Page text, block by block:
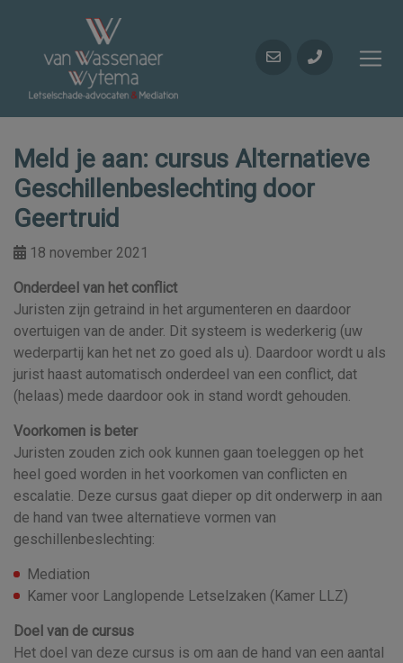
Meld je aan: cursus Alternatieve
Geschillenbeslechting door
Geertruid
18 november 2021
Onderdeel van het conflict
Juristen zijn getraind in het argumenteren en daardoor
overtuigen van de ander. Dit systeem is wederkerig (uw
wederpartij kan het net zo goed als u). Daardoor wordt u als
jurist haast automatisch onderdeel van een conflict, dat
(helaas) mede daardoor ook in stand wordt gehouden.
Voorkomen is beter
Juristen zouden zich ook kunnen gaan toeleggen op het
heel goed worden in het voorkomen van conflicten en
escalatie. Deze cursus gaat dieper op dit onderwerp in aan
de hand van twee alternatieve vormen van
geschillenbeslechting:
Mediation
Kamer voor Langlopende Letselzaken (Kamer LLZ)
Doel van de cursus
Het doel van deze cursus is om aan de hand van een aantal